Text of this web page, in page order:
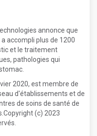
annonce que
accompli plus de 1200
et le traitement
pathologies qui
2020, est membre de
d'établissements et de
de soins de santé de
(c) 2023